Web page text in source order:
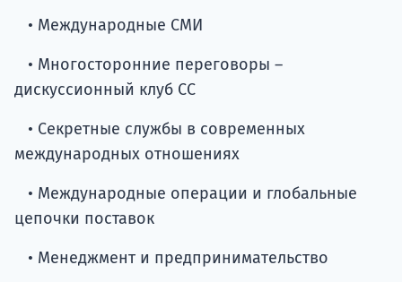
• Международные СМИ
• Многосторонние переговоры –
дискуссионный клуб СС
• Секретные службы в современных
международных отношениях
• Международные операции и глобальные
цепочки поставок
• Менеджмент и предпринимательство